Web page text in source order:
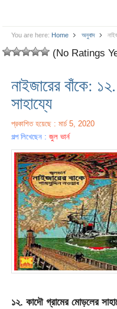
You are here: Home অনুবাদ
(No Ratings
নাইজারের বাঁকে:
সাহায্যে
প্রকাশিত হয়েছে : মার্চ 5, 2020
গল্প লিখেছেন :জুল ভার্ন
১২. কাদৌ গ্রামের মোড়লের